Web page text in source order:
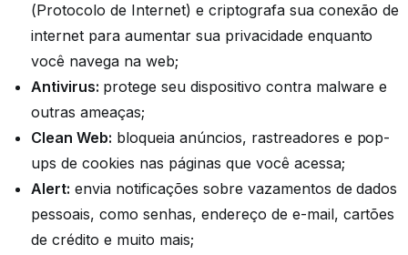
(Protocolo de Internet) e criptografa sua conexão de
internet para aumentar sua privacidade enquanto
você navega na web;
Antivirus: protege seu dispositivo contra malware e
outras ameaças;
Clean Web: bloqueia anúncios, rastreadores e pop-
ups de cookies nas páginas que você acessa;
Alert: envia notificações sobre vazamentos de dados
pessoais, como senhas, endereço de e-mail, cartões
de crédito e muito mais;